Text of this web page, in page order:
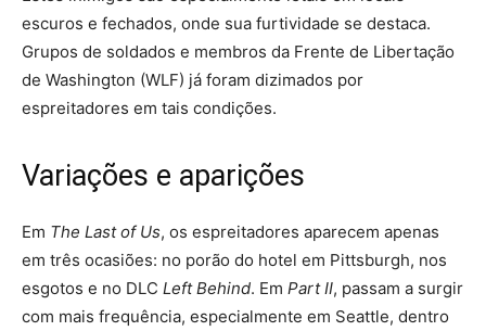
escuros e fechados, onde sua furtividade se destaca.
Grupos de soldados e membros da Frente de Libertação
de Washington (WLF) já foram dizimados por
espreitadores em tais condições.
Variações e aparições
Em The Last of Us, os espreitadores aparecem apenas
em três ocasiões: no porão do hotel em Pittsburgh, nos
esgotos e no DLC Left Behind. Em Part II, passam a surgir
com mais frequência, especialmente em Seattle, dentro